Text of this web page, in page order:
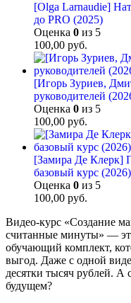
[Olga Larnaudie]
до PRO (2025)
Оценка 0 из 5
100,00 руб.
[Игорь Зуриев,
руководителей
Оценка 0 из 5
100,00 руб.
[Замира Де Клерк]
базовый курс (2026)
Оценка 0 из 5
100,00 руб.
Видео-курс «Создание
считанные минуты» —
обучающий комплект,
выгод. Даже с одной
десятки тысяч рублей. А
будущем?